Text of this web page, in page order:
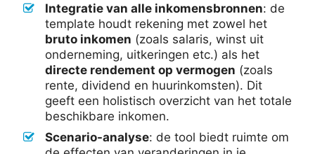
Integratie van alle inkomensbronnen: de
template houdt rekening met zowel het
bruto inkomen (zoals salaris, winst uit
onderneming, uitkeringen etc.) als het
directe rendement op vermogen (zoals
rente, dividend en huurinkomsten). Dit
geeft een holistisch overzicht van het totale
beschikbare inkomen.
Scenario-analyse: de tool biedt ruimte om